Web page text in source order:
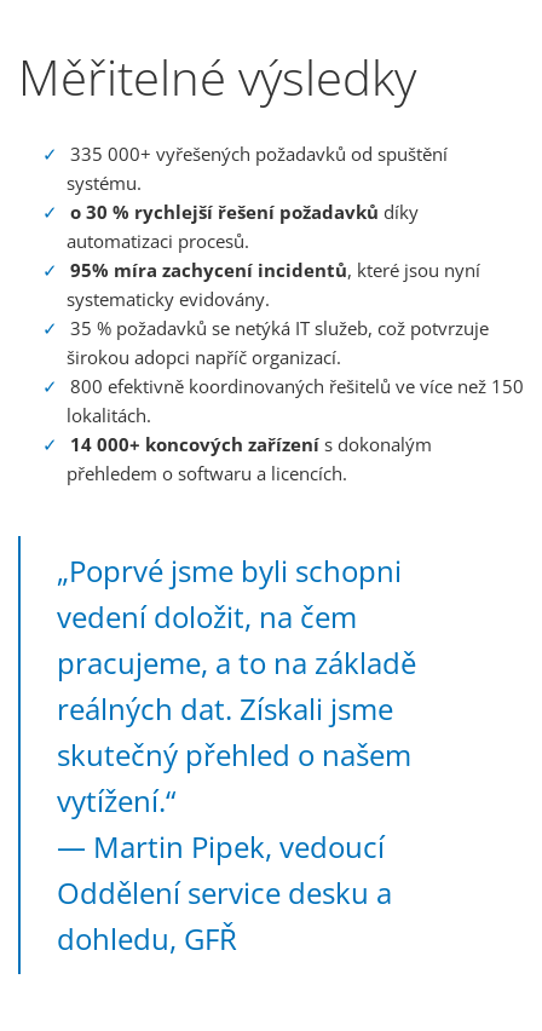
Měřitelné výsledky
335 000+ vyřešených požadavků od spuštění
systému.
o 30 % rychlejší řešení požadavků díky
automatizaci procesů.
95% míra zachycení incidentů, které jsou nyní
systematicky evidovány.
35 % požadavků se netýká IT služeb, což potvrzuje
širokou adopci napříč organizací.
800 efektivně koordinovaných řešitelů ve více než 150
lokalitách.
14 000+ koncových zařízení s dokonalým
přehledem o softwaru a licencích.
„Poprvé jsme byli schopni
vedení doložit, na čem
pracujeme, a to na základě
reálných dat. Získali jsme
skutečný přehled o našem
vytížení.“
— Martin Pipek, vedoucí
Oddělení service desku a
dohledu, GFŘ